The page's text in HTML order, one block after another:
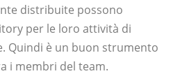
distribuite possono
per le loro attività di
Quindi è un buon strumento
i membri del team.